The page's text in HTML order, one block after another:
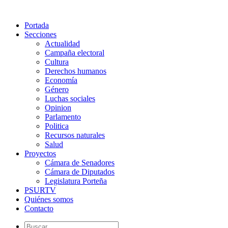
Portada
Secciones
Actualidad
Campaña electoral
Cultura
Derechos humanos
Economía
Género
Luchas sociales
Opinion
Parlamento
Politica
Recursos naturales
Salud
Proyectos
Cámara de Senadores
Cámara de Diputados
Legislatura Porteña
PSURTV
Quiénes somos
Contacto